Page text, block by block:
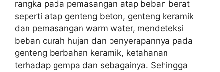
rangka pada pemasangan atap beban berat
seperti atap genteng beton, genteng keramik
dan pemasangan warm water, mendeteksi
beban curah hujan dan penyerapannya pada
genteng berbahan keramik, ketahanan
terhadap gempa dan sebagainya. Sehingga